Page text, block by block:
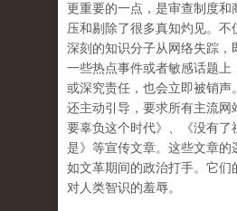
更重要的一点，是审查制度和
压和剔除了很多真知灼见。不
深刻的知识分子从网络失踪，
一些热点事件或者敏感话题上
或深究责任，也会立即被销声
还主动引导，要求所有主流网
要辜负这个时代》、《没有了
是》等宣传文章。这些文章的
如文革期间的政治打手。它们
对人类智识的羞辱。